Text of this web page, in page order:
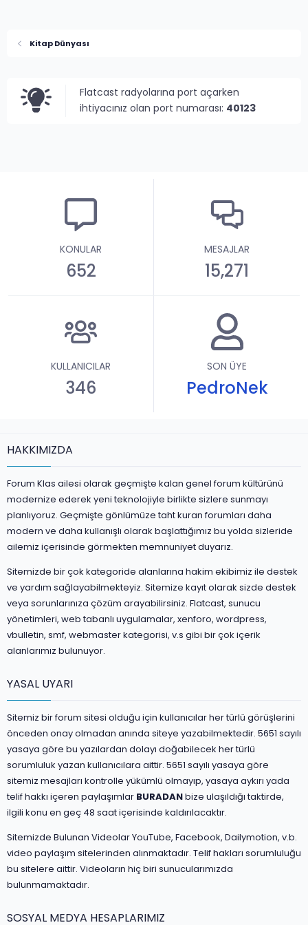
Kitap Dünyası
Flatcast radyolarına port açarken
ihtiyacınız olan port numarası: 40123
KONULAR
652
MESAJLAR
15,271
KULLANICILAR
346
SON ÜYE
PedroNek
HAKKIMIZDA
Forum Klas ailesi olarak geçmişte kalan genel forum kültürünü
modernize ederek yeni teknolojiyle birlikte sizlere sunmayı
planlıyoruz. Geçmişte gönlümüze taht kuran forumları daha
modern ve daha kullanışlı olarak başlattığımız bu yolda sizleride
ailemiz içerisinde görmekten memnuniyet duyarız.
Sitemizde bir çok kategoride alanlarına hakim ekibimiz ile destek
ve yardım sağlayabilmekteyiz. Sitemize kayıt olarak sizde destek
veya sorunlarınıza çözüm arayabilirsiniz. Flatcast, sunucu
yönetimleri, web tabanlı uygulamalar, xenforo, wordpress,
vbulletin, smf, webmaster kategorisi, v.s gibi bir çok içerik
alanlarımız bulunuyor.
YASAL UYARI
Sitemiz bir forum sitesi olduğu için kullanıcılar her türlü görüşlerini
önceden onay olmadan anında siteye yazabilmektedir. 5651 sayılı
yasaya göre bu yazılardan dolayı doğabilecek her türlü
sorumluluk yazan kullanıcılara aittir. 5651 sayılı yasaya göre
sitemiz mesajları kontrolle yükümlü olmayıp, yasaya aykırı yada
telif hakkı içeren paylaşımlar BURADANbize ulaşıldığı taktirde,
ilgili konu en geç 48 saat içerisinde kaldırılacaktır.
Sitemizde Bulunan Videolar YouTube, Facebook, Dailymotion, v.b.
video paylaşım sitelerinden alınmaktadır. Telif hakları sorumluluğu
bu sitelere aittir. Videoların hiç biri sunucularımızda
bulunmamaktadır.
SOSYAL MEDYA HESAPLARIMIZ